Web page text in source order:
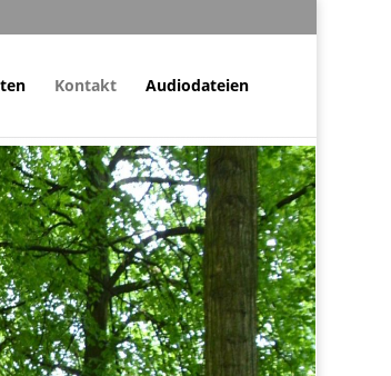
Kontakt Audiodateien